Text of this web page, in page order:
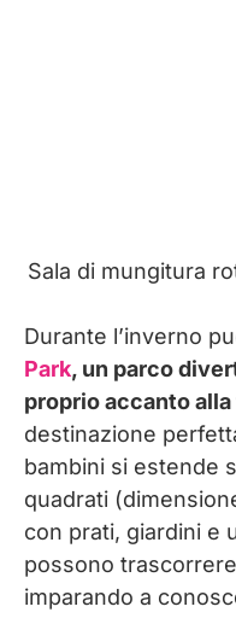
Sala di mungitura
Durante l’inverno
Park, un parco
proprio accanto
destinazione
bambini si estende
quadrati
con prati, giardini e
possono
imparando a